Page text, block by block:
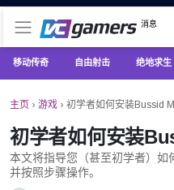
VC
消息
仅在
移动传奇 自由射击 绝地求生
主页 › 游戏 › 初学者如何安装Bussid
初学者如何安装
本文将指导您（甚至初学者）
并按照步骤操作。